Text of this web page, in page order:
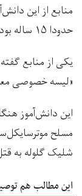
منابع از این
حدودا ۱۵ ساله بوده است.
یکی از منابع
«لیسه خصوصی معراج۳» واقع در شهرک رازی
این دانش‌آموز
مسلح
شلیک گلوله به
این مطالب هم